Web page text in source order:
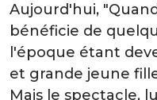
Aujourd'hui,
bénéficie de
l'époque étant
et grande jeune
Mais le spectacle,